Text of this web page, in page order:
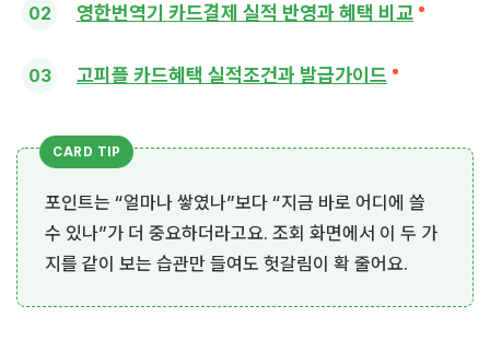
영한번역기 카드결제 실적 반영과 혜택 비교
고피플 카드혜택 실적조건과 발급가이드
포인트는 “얼마나 쌓였나”보다 “지금 바로 어디에 쓸
수 있나”가 더 중요하더라고요. 조회 화면에서 이 두 가
지를 같이 보는 습관만 들여도 헛갈림이 확 줄어요.